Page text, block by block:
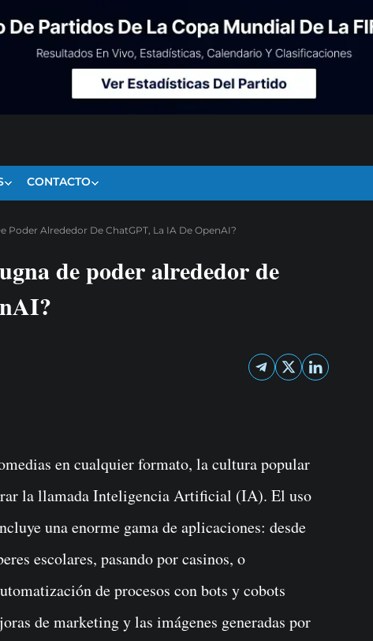
CONTACTO
Poder Alrededor De ChatGPT, La IA De OpenAI?
de poder alrededor de
la llamada Inteligencia Artificial (IA). El uso
una enorme gama de aplicaciones: desde
escolares, pasando por casinos, o
de procesos con bots y cobots
de marketing y las imágenes generadas por